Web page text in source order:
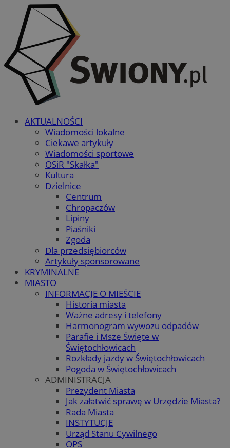
AKTUALNOŚCI
Wiadomości lokalne
Ciekawe artykuły
Wiadomości sportowe
OSiR "Skałka"
Kultura
Dzielnice
Centrum
Chropaczów
Lipiny
Piaśniki
Zgoda
Dla przedsiębiorców
Artykuły sponsorowane
KRYMINALNE
MIASTO
INFORMACJE O MIEŚCIE
Historia miasta
Ważne adresy i telefony
Harmonogram wywozu odpadów
Parafie i Msze Święte w
Świętochłowicach
Rozkłady jazdy w Świętochłowicach
Pogoda w Świętochłowicach
ADMINISTRACJA
Prezydent Miasta
Jak załatwić sprawę w Urzędzie Miasta?
Rada Miasta
INSTYTUCJE
Urząd Stanu Cywilnego
OPS